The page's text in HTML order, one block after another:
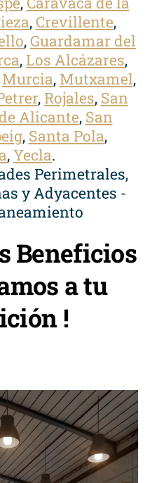
, Crevillente,
, Guardamar del
, Los Alcázares,
Murcia, Mutxamel,
, Rojales, San
Alicante, San
, Santa Pola,
,Yecla.
Perimetrales,
y Adyacentes -
Beneficios
a tu
!